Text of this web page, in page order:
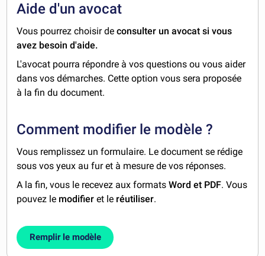
Aide d'un avocat
Vous pourrez choisir deconsulter un avocat si vous
avez besoin d'aide.
L'avocat pourra répondre à vos questions ou vous aider
dans vos démarches. Cette option vous sera proposée
à la fin du document.
Comment modifier le modèle ?
Vous remplissez un formulaire. Le document se rédige
sous vos yeux au fur et à mesure de vos réponses.
A la fin, vous le recevez aux formatsWord et PDF. Vous
pouvez le modifier et le réutiliser.
Remplir le modèle